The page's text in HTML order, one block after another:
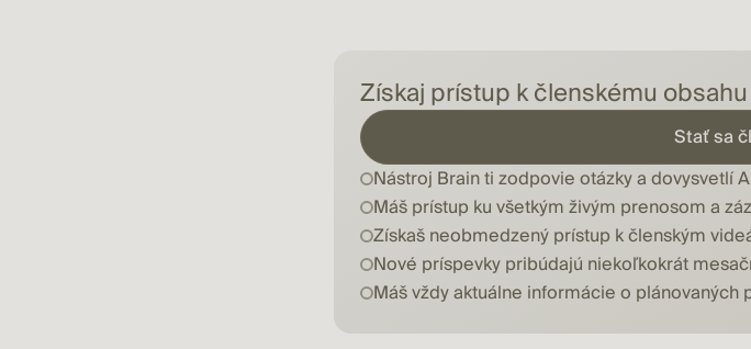
Získaj prístup k členskému
Stať sa
Nástroj Brain ti zodpovie otázky a dovysvetlí
Máš prístup ku všetkým živým prenosom a
Získaš neobmedzený prístup k členským
Nové príspevky pribúdajú niekoľkokrát
Máš vždy aktuálne informácie o plánovaných